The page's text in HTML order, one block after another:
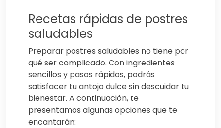
Recetas rápidas de postres
saludables
Preparar postres saludables no tiene por
qué ser complicado. Con ingredientes
sencillos y pasos rápidos, podrás
satisfacer tu antojo dulce sin descuidar tu
bienestar. A continuación, te
presentamos algunas opciones que te
encantarán: